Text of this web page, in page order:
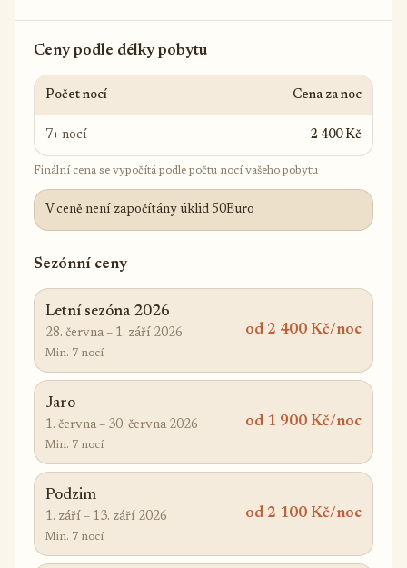
Ceny podle délky pobytu
Počet nocí Cena za noc
7+ nocí 2 400 Kč
Finální cena se vypočítá podle počtu nocí vašeho pobytu
V ceně není započítány úklid 50Euro
Sezónní ceny
Letní sezóna 2026
28. června – 1. září 2026
Min. 7 nocí
od 2 400 Kč/noc
Jaro
1. června – 30. června 2026
Min. 7 nocí
od 1 900 Kč/noc
Podzim
1. září – 13. září 2026
Min. 7 nocí
od 2 100 Kč/noc